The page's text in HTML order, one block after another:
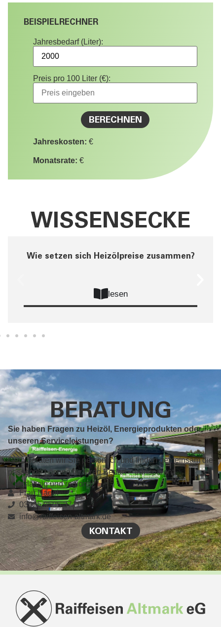
BEISPIELRECHNER
Jahresbedarf (Liter):
Preis pro 100 Liter (€):
BERECHNEN
Jahreskosten: €
Monatsrate: €
WISSENSECKE
Wie setzen sich Heizölpreise zusammen?
lesen
BERATUNG
Sie haben Fragen zu Heizöl, Energieprodukten oder
unseren Serviceleistungen?
Gern beraten wir Sie persönlich und finden gemeinsam die
passende Lösung für Ihren Bedarf – transparent,
zuverlässig und regional.
Frau Nagel
03935 9595 3711
info@raiffeisen-altmark.de
KONTAKT